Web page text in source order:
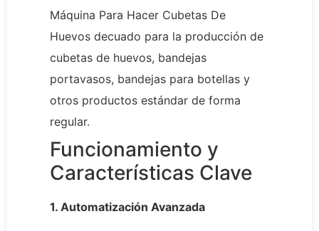
Máquina Para Hacer Cubetas De
Huevos decuado para la producción de
cubetas de huevos, bandejas
portavasos, bandejas para botellas y
otros productos estándar de forma
regular.
Funcionamiento y
Características Clave
1. Automatización Avanzada